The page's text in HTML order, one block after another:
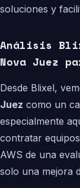
soluciones y
Análisis
Nova Juez
Desde Blixel,
Juez como un
especialmente
contratar
AWS de una
solo una mejora